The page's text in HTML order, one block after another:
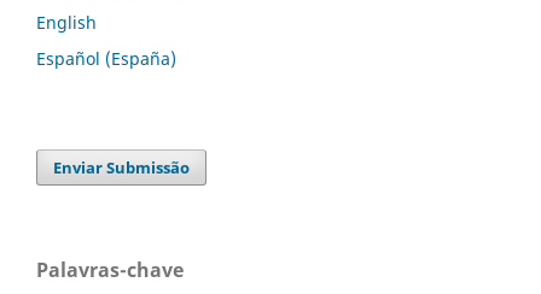
English
Español (España)
Enviar Submissão
Palavras-chave